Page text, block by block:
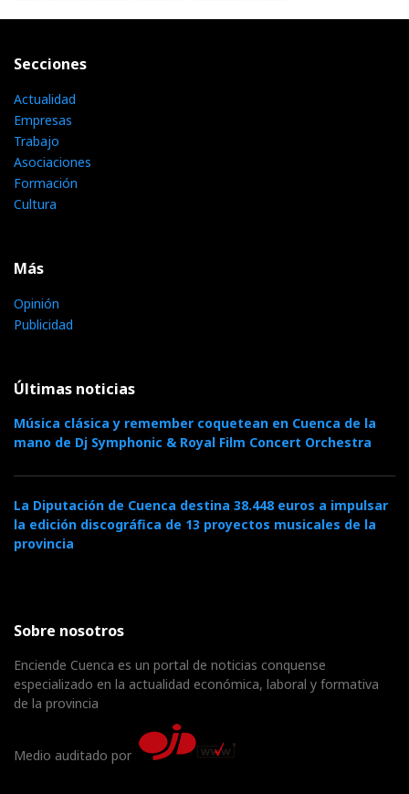
Secciones
Actualidad
Empresas
Trabajo
Asociaciones
Formación
Cultura
Más
Opinión
Publicidad
Últimas noticias
Música clásica y remember coquetean en Cuenca de la
mano de Dj Symphonic & Royal Film Concert Orchestra
La Diputación de Cuenca destina 38.448 euros a impulsar
la edición discográfica de 13 proyectos musicales de la
provincia
Sobre nosotros
Enciende Cuenca es un portal de noticias conquense
especializado en la actualidad económica, laboral y formativa
de la provincia
Medio auditado por